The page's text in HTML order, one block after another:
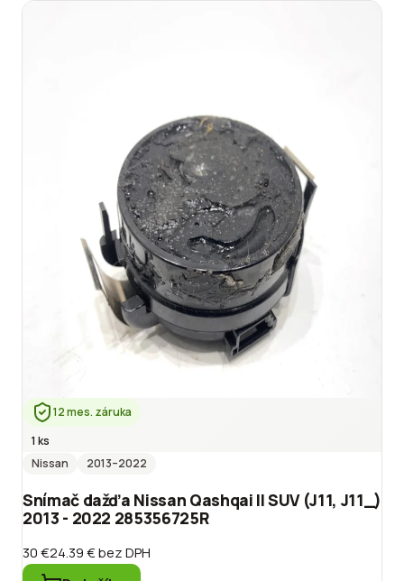
12 mes. záruka
1 ks
Nissan
2013–2022
Snímač dažďa Nissan Qashqai II SUV (J11, J11_)
2013 - 2022 285356725R
30 €24.39 €bez DPH